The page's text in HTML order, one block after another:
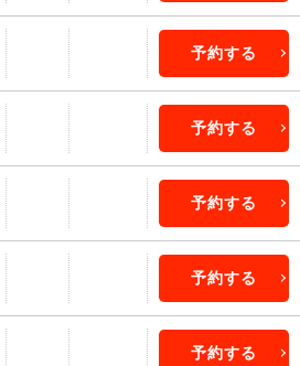
予約する
予約する
予約する
予約する
予約する